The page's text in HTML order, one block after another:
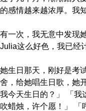
的感情越来越浓厚。我
有一次，我无意中发现
Julia这么好色，我已经
她生日那天，刚好是考
舍，给她唱生日歌，她
我今天生日的？」 「我
吹蜡烛，许个愿！」 「